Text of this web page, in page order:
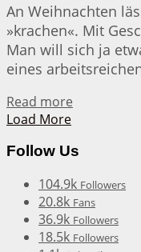
An Weihnachten
»krachen«. Mit
Man will sich ja
eines
Read more
Load More
Follow Us
104.9k Followers
20.8k Fans
36.9k Followers
18.5k Followers